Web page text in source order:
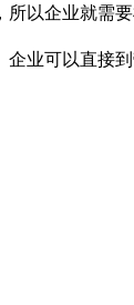
以企业就需
业可以直接